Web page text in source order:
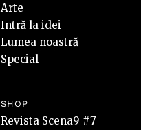
Arte
Intră la idei
Lumea noastră
Special
SHOP
Revista Scena9 #7